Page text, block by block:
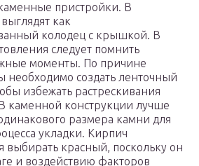
пристройки. В
как
колодец с крышкой. В
следует помнить
моменты. По причине
необходимо создать ленточный
избежать растрескивания
каменной конструкции лучше
размера камни для
укладки. Кирпич
выбирать красный, поскольку он
и воздействию факторов